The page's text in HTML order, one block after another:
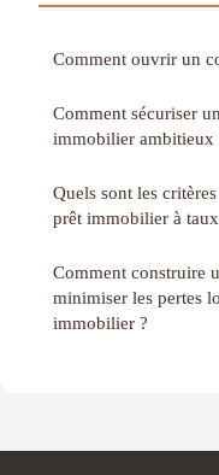
Comment ouvrir un
Comment sécuriser
immobilier ambitieux
Quels sont les
prêt immobilier à
Comment construire
minimiser les pertes
immobilier ?